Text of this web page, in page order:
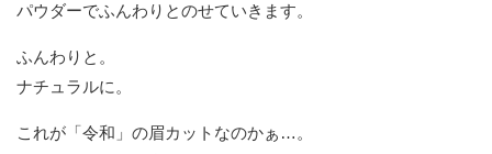
パウダーでふんわりとのせていきます。
ふんわりと。
ナチュラルに。
これが「令和」の眉カットなのかぁ…。